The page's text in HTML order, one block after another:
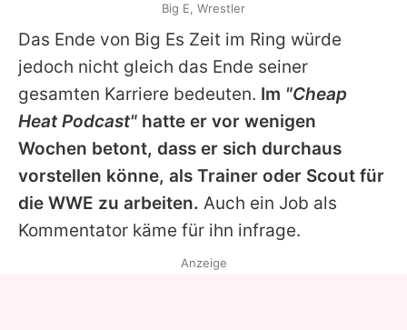
Das Ende von Big Es Zeit im Ring würde
jedoch nicht gleich das Ende seiner
gesamten Karriere bedeuten. Im "Cheap
Heat Podcast" hatte er vor wenigen
Wochen betont, dass er sich durchaus
vorstellen könne, als Trainer oder Scout für
die WWE zu arbeiten. Auch ein Job als
Kommentator käme für ihn infrage.
Big E, Wrestler
Anzeige